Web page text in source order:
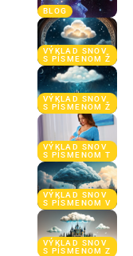
BLOG
VÝKLAD SNOV
S PÍSMENOM Ž
VÝKLAD SNOV
S PÍSMENOM Ž
VÝKLAD SNOV
S PÍSMENOM T
VÝKLAD SNOV
S PÍSMENOM V
VÝKLAD SNOV
S PÍSMENOM Z